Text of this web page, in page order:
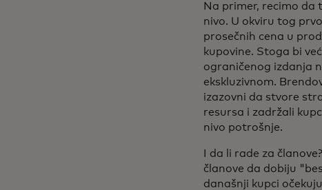
Na primer, recimo da
nivo. U okviru tog
prosečnih cena u
kupovine. Stoga bi
ograničenog izdanja
ekskluzivnom.
izazovni da stvore
resursa i zadržali
nivo potrošnje.
I da li rade za
članove da dobiju
današnji kupci